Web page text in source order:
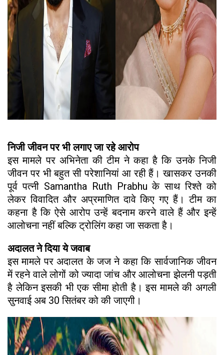
निजी जीवन पर भी लगाए जा रहे आरोप
इस मामले पर अभिनेता की टीम ने कहा है कि उनके निजी
जीवन पर भी बहुत सी परेशानियां आ रही हैं। खासकर उनकी
पूर्व पत्नी Samantha Ruth Prabhu के साथ रिश्ते को
लेकर विवादित और अप्रमाणित दावे किए गए हैं। टीम का
कहना है कि ऐसे आरोप उन्हें बदनाम करने वाले हैं और इन्हें
आलोचना नहीं बल्कि ट्रोलिंग कहा जा सकता है।
अदालत ने दिया ये जवाब
इस मामले पर अदालत के जज ने कहा कि सार्वजानिक जीवन
में रहने वाले लोगों को ज्यादा जांच और आलोचना झेलनी पड़ती
है लेकिन इसकी भी एक सीमा होती है। इस मामले की अगली
सुनवाई अब 30 सितंबर को की जाएगी।